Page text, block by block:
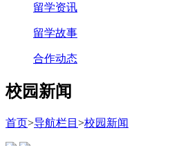
留学资讯
留学故事
合作动态
校园新闻
首页>导航栏目 >校园新闻